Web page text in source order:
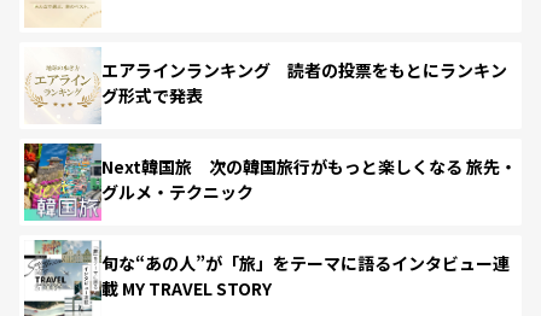
エアラインランキング 読者の投票をもとにランキン
グ形式で発表
Next韓国旅 次の韓国旅行がもっと楽しくなる 旅先・
グルメ・テクニック
旬な“あの人”が「旅」をテーマに語るインタビュー連
載 MY TRAVEL STORY